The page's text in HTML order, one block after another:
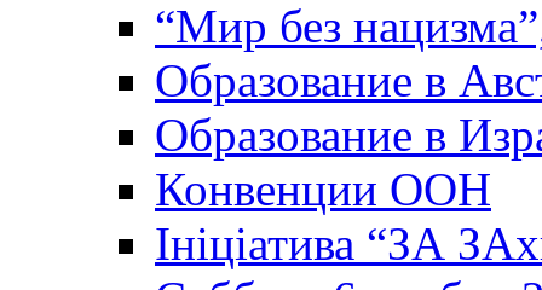
“Мир без
Образование в
Образование в
Конвенции ООН
Ініціатива “ЗА